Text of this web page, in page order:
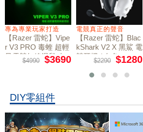
專為專業玩家打造
【Razer 雷蛇】Vipe
r V3 PRO 毒蝰 超輕
量電競無線滑鼠 白
$4990 $3690
電競真正的聲音
【Razer 雷蛇】Blac
kShark V2 X 黑鯊 電
競耳機 / 白色
$2290 $1280
DIY零組件